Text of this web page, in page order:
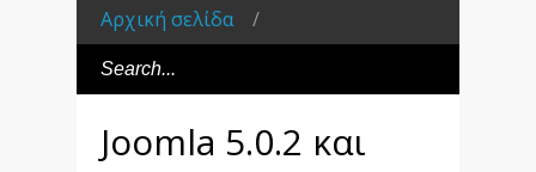
Αρχική σελίδα /
Joomla 5.0.2 και